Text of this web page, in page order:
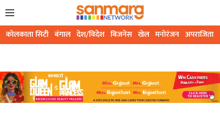
कोलकाता सिटी बंगाल देश/विदेश बिजनेस खेल मनोरंजन अपराजिता